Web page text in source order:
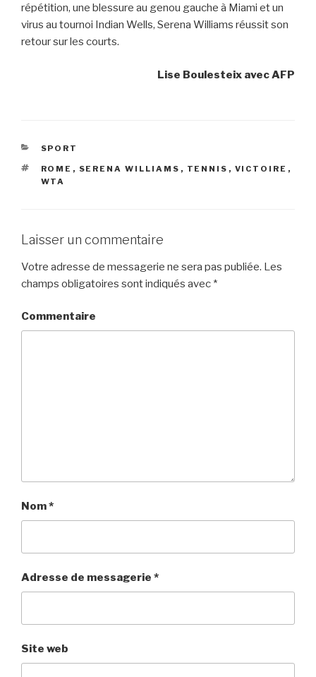
répétition, une blessure au genou gauche à Miami et un
virus au tournoi Indian Wells, Serena Williams réussit son
retour sur les courts.
Lise Boulesteix avec AFP
CATÉGORIES
SPORT
ÉTIQUETTES
ROME , SERENA WILLIAMS , TENNIS , VICTOIRE ,
WTA
Laisser un commentaire
Votre adresse de messagerie ne sera pas publiée. Les
champs obligatoires sont indiqués avec *
Commentaire
Nom*
Adresse de messagerie *
Site web